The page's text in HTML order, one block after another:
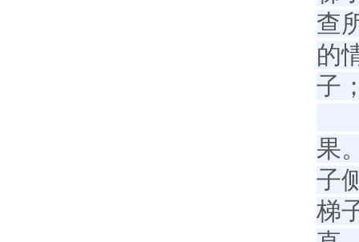
查
的
子
果
子
梯